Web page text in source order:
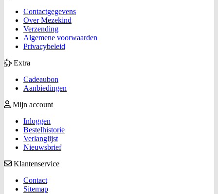
Contactgegevens
Over Mezekind
Verzending
Algemene voorwaarden
Privacybeleid
Extra
Cadeaubon
Aanbiedingen
Mijn account
Inloggen
Bestelhistorie
Verlanglijst
Nieuwsbrief
Klantenservice
Contact
Sitemap